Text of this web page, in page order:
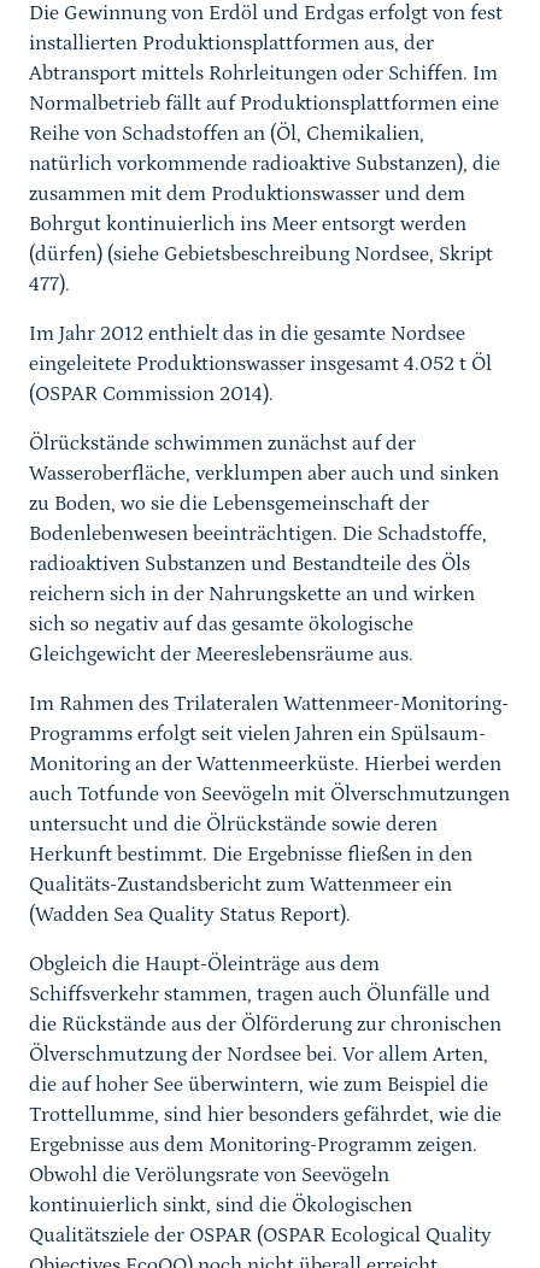
Die Gewinnung von Erdöl und Erdgas erfolgt von fest
installierten Produktionsplattformen aus, der
Abtransport mittels Rohrleitungen oder Schiffen. Im
Normalbetrieb fällt auf Produktionsplattformen eine
Reihe von Schadstoffen an (Öl, Chemikalien,
natürlich vorkommende radioaktive Substanzen), die
zusammen mit dem Produktionswasser und dem
Bohrgut kontinuierlich ins Meer entsorgt werden
(dürfen) (siehe Gebietsbeschreibung Nordsee, Skript
477).
Im Jahr 2012 enthielt das in die gesamte Nordsee
eingeleitete Produktionswasser insgesamt 4.052 t Öl
(OSPAR Commission 2014).
Ölrückstände schwimmen zunächst auf der
Wasseroberfläche, verklumpen aber auch und sinken
zu Boden, wo sie die Lebensgemeinschaft der
Bodenlebenwesen beeinträchtigen. Die Schadstoffe,
radioaktiven Substanzen und Bestandteile des Öls
reichern sich in der Nahrungskette an und wirken
sich so negativ auf das gesamte ökologische
Gleichgewicht der Meereslebensräume aus.
Im Rahmen des Trilateralen Wattenmeer-Monitoring-
Programms erfolgt seit vielen Jahren ein Spülsaum-
Monitoring an der Wattenmeerküste. Hierbei werden
auch Totfunde von Seevögeln mit Ölverschmutzungen
untersucht und die Ölrückstände sowie deren
Herkunft bestimmt. Die Ergebnisse fließen in den
Qualitäts-Zustandsbericht zum Wattenmeer ein
(Wadden Sea Quality Status Report).
Obgleich die Haupt-Öleinträge aus dem
Schiffsverkehr stammen, tragen auch Ölunfälle und
die Rückstände aus der Ölförderung zur chronischen
Ölverschmutzung der Nordsee bei. Vor allem Arten,
die auf hoher See überwintern, wie zum Beispiel die
Trottellumme, sind hier besonders gefährdet, wie die
Ergebnisse aus dem Monitoring-Programm zeigen.
Obwohl die Verölungsrate von Seevögeln
kontinuierlich sinkt, sind die Ökologischen
Qualitätsziele der OSPAR (OSPAR Ecological Quality